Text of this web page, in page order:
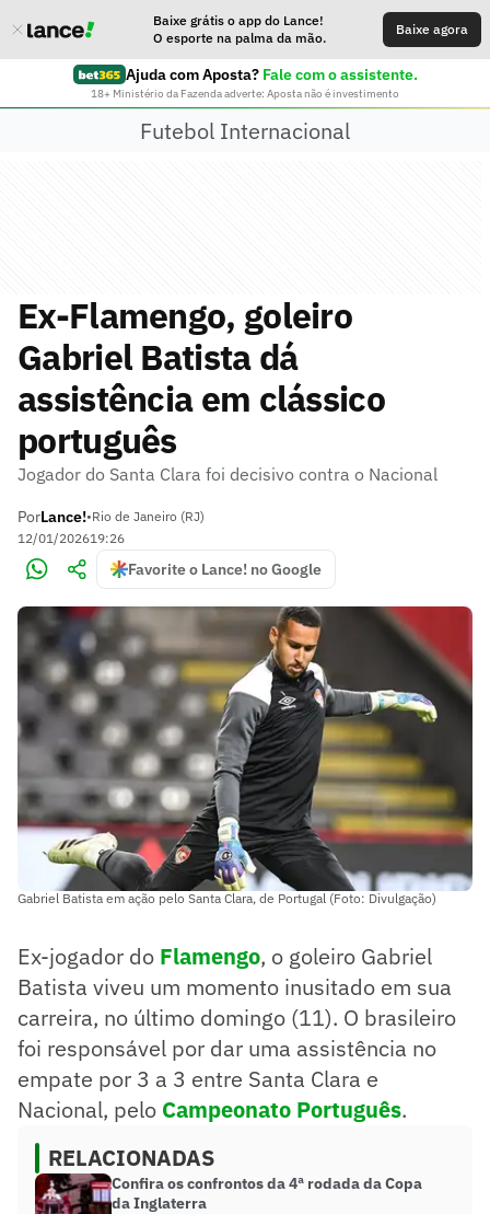
Baixe grátis o app do Lance!
O esporte na palma da mão.
Baixe agora
Ajuda com Aposta? Fale com o assistente.
18+ Ministério da Fazenda adverte: Aposta não é investimento
Futebol Internacional
Ex-Flamengo, goleiro
Gabriel Batista dá
assistência em clássico
português
Jogador do Santa Clara foi decisivo contra o Nacional
PorLance!•Rio de Janeiro (RJ)
12/01/202619:26
Favorite o Lance! no Google
Gabriel Batista em ação pelo Santa Clara, de Portugal (Foto: Divulgação)
Ex-jogador do Flamengo, o goleiro Gabriel
Batista viveu um momento inusitado em sua
carreira, no último domingo (11). O brasileiro
foi responsável por dar uma assistência no
empate por 3 a 3 entre Santa Clara e
Nacional, pelo Campeonato Português.
RELACIONADAS
Confira os confrontos da 4ª rodada da Copa
da Inglaterra